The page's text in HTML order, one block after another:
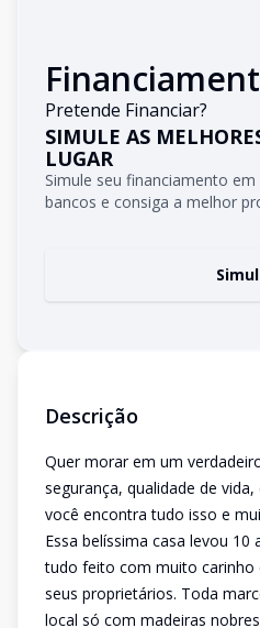
Pretende Financiar?
SIMULE AS
LUGAR
Simule seu financiamento
bancos e consiga a melhor
Descrição
Quer morar em um
segurança, qualidade de
você encontra tudo isso e
Essa belíssima casa levou
tudo feito com muito carinho
seus proprietários. Toda
local só com madeiras